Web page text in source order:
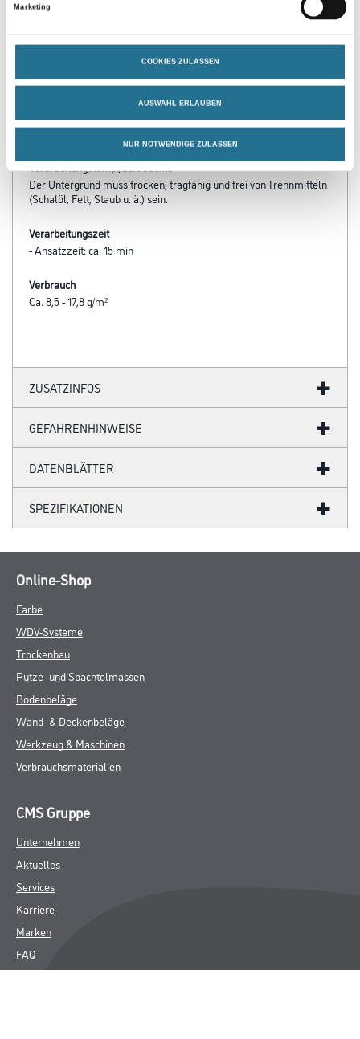
Marketing
COOKIES ZULASSEN
AUSWAHL ERLAUBEN
NUR NOTWENDIGE ZULASSEN
Produkteigenschaft
- Für Tapeziergerät, Bürstenauftrag und Wandklebetechnik mit
Rolle und Spritzgerät
- Auch für problematische Untergründe und Neuputzflächen
- Gut korrigierbar
- Extra transparent auftrocknend
- 5,0 kg Gebinde mit handlichem Dosiereimer
Verarbeitungstemp./Luftfeuchte
Der Untergrund muss trocken, tragfähig und frei von Trennmitteln
(Schalöl, Fett, Staub u. ä.) sein.
Verarbeitungszeit
- Ansatzzeit: ca. 15 min
Verbrauch
Ca. 8,5 - 17,8 g/m²
ZUSATZINFOS
GEFAHRENHINWEISE
DATENBLÄTTER
SPEZIFIKATIONEN
Online-Shop
Farbe
WDV-Systeme
Trockenbau
Putze- und Spachtelmassen
Bodenbeläge
Wand- & Deckenbeläge
Werkzeug & Maschinen
Verbrauchsmaterialien
CMS Gruppe
Unternehmen
Aktuelles
Services
Karriere
Marken
FAQ